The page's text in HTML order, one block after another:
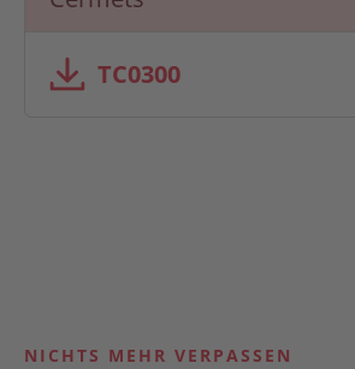
TC0300
NICHTS MEHR VERPASSEN